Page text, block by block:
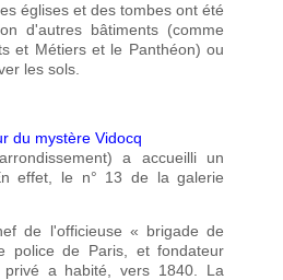
églises et des tombes ont été
d'autres bâtiments (comme
et Métiers et le Panthéon) ou
les sols.
du mystère Vidocq
a accueilli un
effet, le n° 13 de la galerie
de l'officieuse « brigade de
police de Paris, et fondateur
a habité, vers 1840. La